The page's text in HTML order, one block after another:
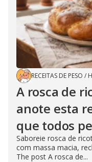
RECEITAS DE PESO /
A rosca de
anote esta
que todos
Saboreie rosca de
com massa macia,
The post A rosca de...